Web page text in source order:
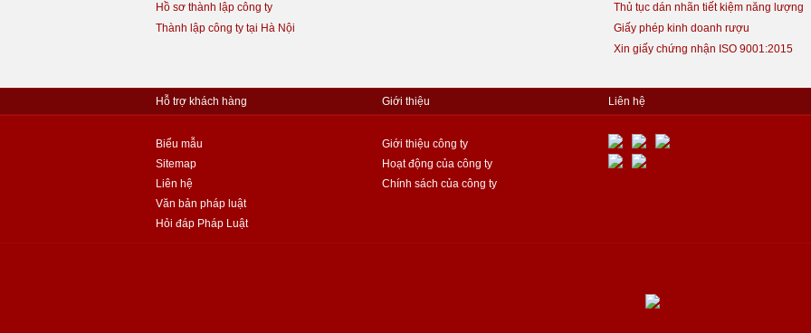
Hồ sơ thành lập công ty
Thành lập công ty tại Hà Nội
Thủ tục dán nhãn tiết kiệm năng lượng
Giấy phép kinh doanh rượu
Xin giấy chứng nhận ISO 9001:2015
Hỗ trợ khách hàng Giới thiệu Liên hệ
Biểu mẫu
Sitemap
Liên hệ
Văn bản pháp luật
Hỏi đáp Pháp Luật
Giới thiệu công ty
Hoạt động của công ty
Chính sách của công ty